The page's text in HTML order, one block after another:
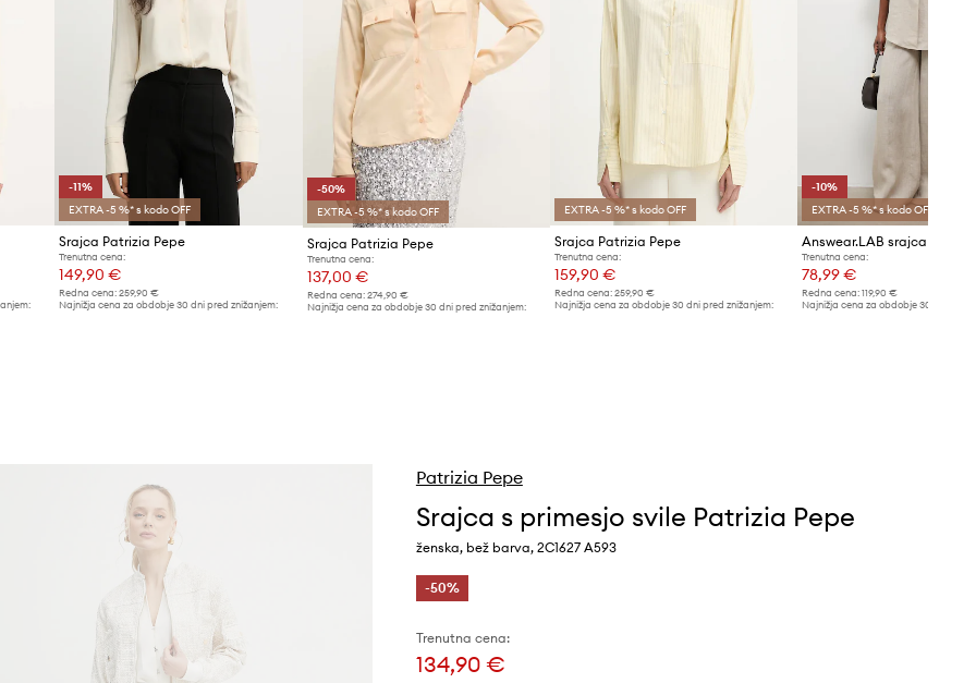
-11%
EXTRA -5 %* s kodo OFF
Srajca Patrizia Pepe
Trenutna cena:
149,90 €
Redna cena: 259,90 €
Najnižja cena za obdobje 30 dni pred znižanjem:
-50%
EXTRA -5 %* s kodo OFF
Srajca Patrizia Pepe
Trenutna cena:
137,00 €
Redna cena: 274,90 €
Najnižja cena za obdobje 30 dni pred znižanjem:
EXTRA -5 %* s kodo OFF
Srajca Patrizia Pepe
Trenutna cena:
159,90 €
Redna cena:259,90 €
Najnižja cena za obdobje 30 dni pred znižanjem:
-10%
EXTRA -5 %* s kodo OFF
Answear.LAB srajca
Trenutna cena:
78,99 €
Redna cena: 119,90 €
Najnižja cena za obdobje 30 dni pred
Patrizia Pepe
Srajca s primesjo svile Patrizia Pepe
ženska, bež barva, 2C1627 A593
-50%
Trenutna cena:
134,90 €